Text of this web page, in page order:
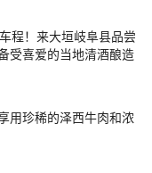
程！来大垣岐阜县品尝
受喜爱的当地清酒酿造
珍稀的泽西牛肉和浓